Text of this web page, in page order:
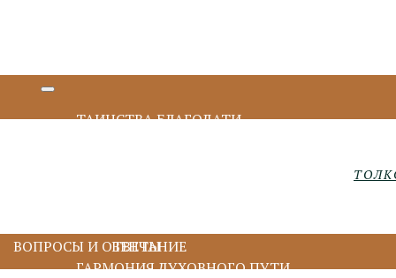
ТАИНСТВА БЛАГОДАТИ
ВЕНЧАНИЕ
ГАРМОНИЯ ДУХОВНОГО ПУТИ
ВОПРОСЫ И ОТВЕТЫ